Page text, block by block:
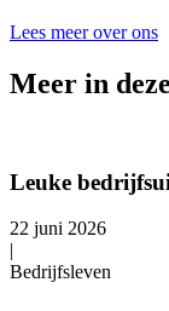
Lees meer over ons
Meer in
Leuke
22 juni 2026
|
Bedrijfsleven